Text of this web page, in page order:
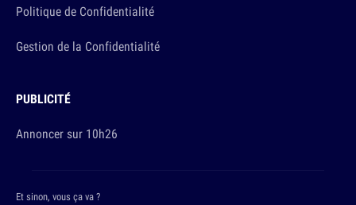
Politique de Confidentialité
Gestion de la Confidentialité
PUBLICITÉ
Annoncer sur 10h26
Et sinon, vous ça va ?